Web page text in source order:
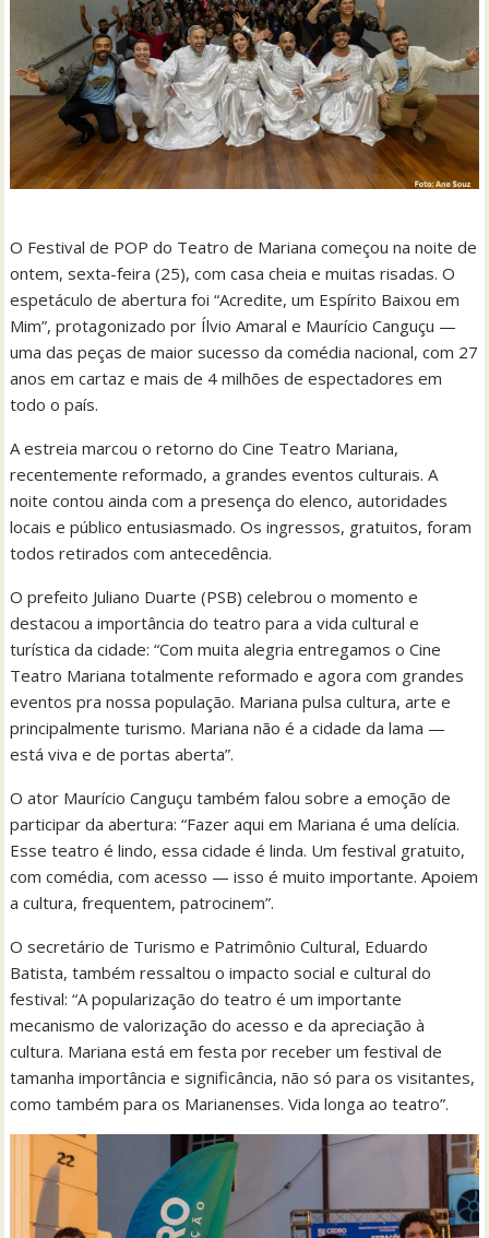
O Festival de POP do Teatro de Mariana começou na noite de
ontem, sexta-feira (25), com casa cheia e muitas risadas. O
espetáculo de abertura foi “Acredite, um Espírito Baixou em
Mim”, protagonizado por Ílvio Amaral e Maurício Canguçu —
uma das peças de maior sucesso da comédia nacional, com 27
anos em cartaz e mais de 4 milhões de espectadores em
todo o país.
A estreia marcou o retorno do Cine Teatro Mariana,
recentemente reformado, a grandes eventos culturais. A
noite contou ainda com a presença do elenco, autoridades
locais e público entusiasmado. Os ingressos, gratuitos, foram
todos retirados com antecedência.
O prefeito Juliano Duarte (PSB) celebrou o momento e
destacou a importância do teatro para a vida cultural e
turística da cidade: “Com muita alegria entregamos o Cine
Teatro Mariana totalmente reformado e agora com grandes
eventos pra nossa população. Mariana pulsa cultura, arte e
principalmente turismo. Mariana não é a cidade da lama —
está viva e de portas aberta”.
O ator Maurício Canguçu também falou sobre a emoção de
participar da abertura: “Fazer aqui em Mariana é uma delícia.
Esse teatro é lindo, essa cidade é linda. Um festival gratuito,
com comédia, com acesso — isso é muito importante. Apoiem
a cultura, frequentem, patrocinem”.
O secretário de Turismo e Patrimônio Cultural, Eduardo
Batista, também ressaltou o impacto social e cultural do
festival: “A popularização do teatro é um importante
mecanismo de valorização do acesso e da apreciação à
cultura. Mariana está em festa por receber um festival de
tamanha importância e significância, não só para os visitantes,
como também para os Marianenses. Vida longa ao teatro”.